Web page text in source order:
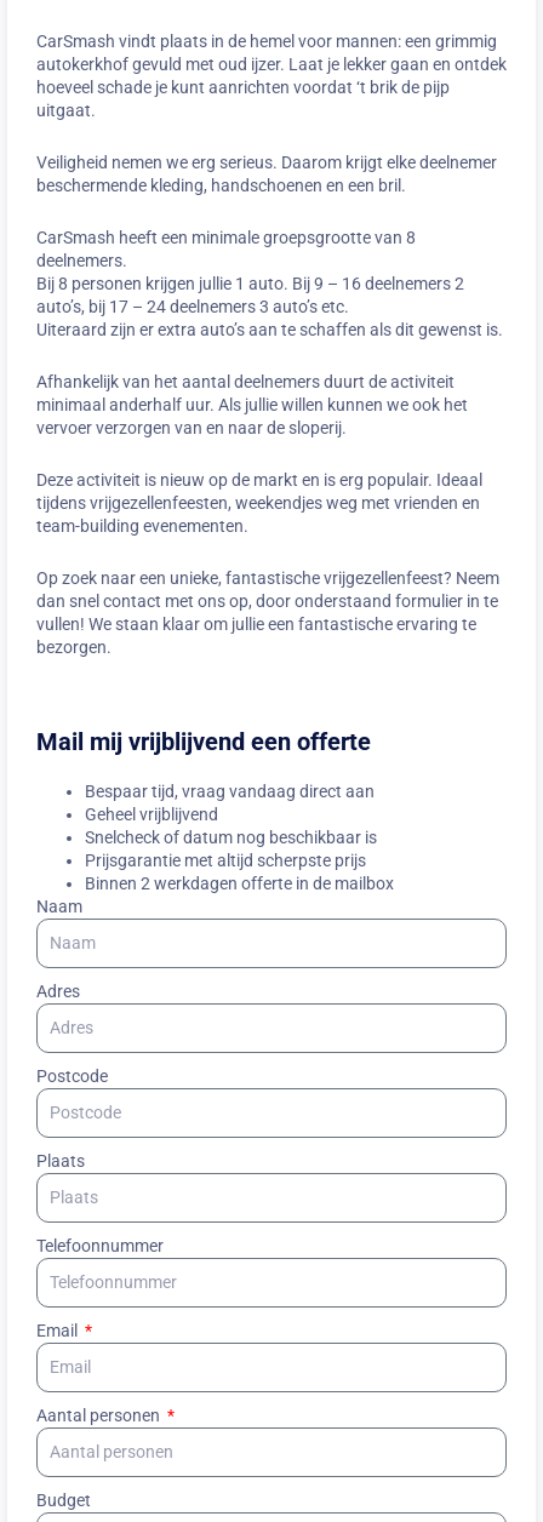
CarSmash vindt plaats in de hemel voor mannen: een grimmig
autokerkhof gevuld met oud ijzer. Laat je lekker gaan en ontdek
hoeveel schade je kunt aanrichten voordat ‘t brik de pijp
uitgaat.
Veiligheid nemen we erg serieus. Daarom krijgt elke deelnemer
beschermende kleding, handschoenen en een bril.
CarSmash heeft een minimale groepsgrootte van 8
deelnemers.
Bij 8 personen krijgen jullie 1 auto. Bij 9 – 16 deelnemers 2
auto’s, bij 17 – 24 deelnemers 3 auto’s etc.
Uiteraard zijn er extra auto’s aan te schaffen als dit gewenst is.
Afhankelijk van het aantal deelnemers duurt de activiteit
minimaal anderhalf uur. Als jullie willen kunnen we ook het
vervoer verzorgen van en naar de sloperij.
Deze activiteit is nieuw op de markt en is erg populair. Ideaal
tijdens vrijgezellenfeesten, weekendjes weg met vrienden en
team-building evenementen.
Op zoek naar een unieke, fantastische vrijgezellenfeest? Neem
dan snel contact met ons op, door onderstaand formulier in te
vullen! We staan klaar om jullie een fantastische ervaring te
bezorgen.
Mail mij vrijblijvend een offerte
Bespaar tijd, vraag vandaag direct aan
Geheel vrijblijvend
Snelcheck of datum nog beschikbaar is
Prijsgarantie met altijd scherpste prijs
Binnen 2 werkdagen offerte in de mailbox
Naam
Adres
Postcode
Plaats
Telefoonnummer
Email
Aantal personen
Budget